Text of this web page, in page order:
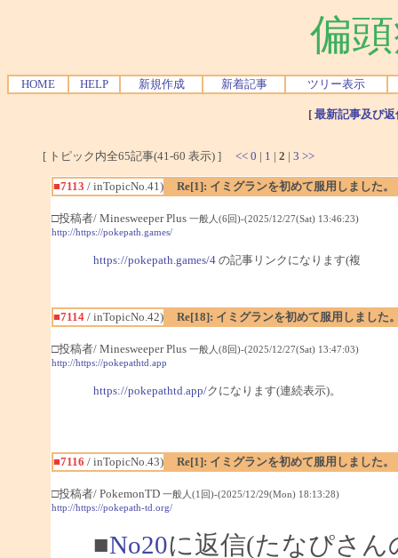
偏
HOME HELP 新規作成 新着記事 ツリー表示
[ 最新記事及び
[ トピック内全65記事(41-60 表示) ] << 0 | 1 | 2 | 3 >>
■7113 / inTopicNo.41) Re[1]: イミグランを初めて服用しました。
□投稿者/ Minesweeper Plus 一般人(6回)-(2025/12/27(Sat) 13:46:23)
http://https://pokepath.games/
https://pokepath.games/4の記事リンクになります(複
■7114/ inTopicNo.42) Re[18]: イミグランを初めて服用しました
□投稿者/ Minesweeper Plus 一般人(8回)-(2025/12/27(Sat) 13:47:03)
http://https://pokepathtd.app
https://pokepathtd.app/クになります(連続表示)。
■7116 / inTopicNo.43) Re[1]: イミグランを初めて服用しました。
□投稿者/ PokemonTD 一般人(1回)-(2025/12/29(Mon) 18:13:28)
http://https://pokepath-td.org/
■No20に返信(たなぴさん